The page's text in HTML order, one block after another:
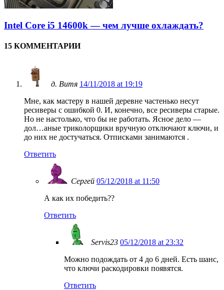
Intel Core i5 14600k — чем лучше охлаждать?
15 КОММЕНТАРИИ
д. Витя 14/11/2018 at 19:19
Мне, как мастеру в нашей деревне частенько несут
ресиверы с ошибкой 0. И, конечно, все ресиверы старые.
Но не настолько, что бы не работать. Ясное дело —
дол…аные триколорщики вручную отключают ключи, и
до них не достучаться. Отписками занимаются .
Ответить
Cергей 05/12/2018 at 11:50
А как их победить??
Ответить
Servis23 05/12/2018 at 23:32
Можно подождать от 4 до 6 дней. Есть шанс,
что ключи раскодировки появятся.
Ответить